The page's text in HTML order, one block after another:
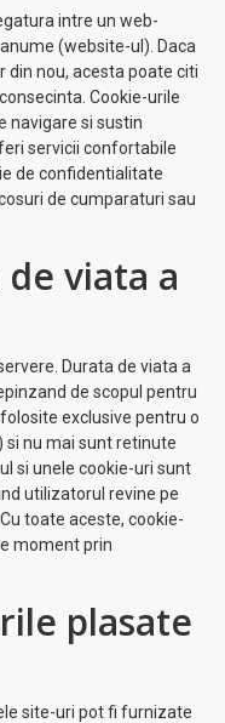
intre un web-
(website-ul). Daca
din nou, acesta poate citi
Cookie-urile
navigare si sustin
servicii confortabile
de confidentialitate
de cumparaturi sau
viata a
Durata de viata a
de scopul pentru
exclusive pentru o
si nu mai sunt retinute
si unele cookie-uri sunt
utilizatorul revine pe
toate aceste, cookie-
moment prin
plasate
site-uri pot fi furnizate